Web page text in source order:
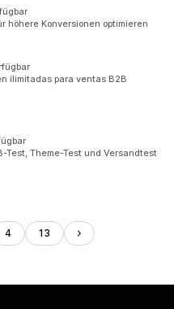
höhere Konversionen optimieren
ilimitadas para ventas B2B
Test, Theme-Test und Versandtest
4 13